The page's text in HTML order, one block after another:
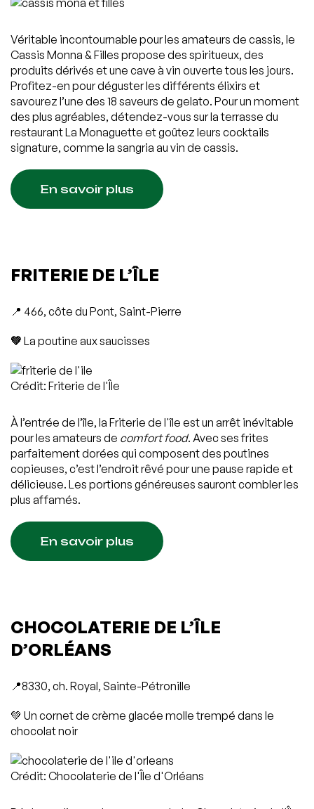
Véritable incontournable pour les amateurs de cassis, le
Cassis Monna & Filles propose des spiritueux, des
produits dérivés et une cave à vin ouverte tous les jours.
Profitez-en pour déguster les différents élixirs et
savourez l’une des 18 saveurs de gelato. Pour un moment
des plus agréables, détendez-vous sur la terrasse du
restaurant La Monaguette et goûtez leurs cocktails
signature, comme la sangria au vin de cassis.
En savoir plus
FRITERIE DE L’ÎLE
📍 466, côte du Pont, Saint-Pierre
💚 La poutine aux saucisses
Crédit: Friterie de l'Île
À l’entrée de l’île, la Friterie de l'île est un arrêt inévitable
pour les amateurs de comfort food. Avec ses frites
parfaitement dorées qui composent des poutines
copieuses, c’est l’endroit rêvé pour une pause rapide et
délicieuse. Les portions généreuses sauront combler les
plus affamés.
En savoir plus
CHOCOLATERIE DE L’ÎLE
D’ORLÉANS
📍8330, ch. Royal, Sainte-Pétronille
💚 Un cornet de crème glacée molle trempé dans le
chocolat noir
Crédit: Chocolaterie de l'Île d'Orléans